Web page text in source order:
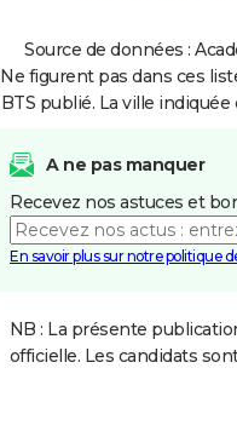
Source de données :
Ne figurent pas dans ces
BTS publié. La ville
A ne pas manquer
Recevez nos astuces et
En savoir plus sur notre politique
NB : La présente
officielle. Les candidats